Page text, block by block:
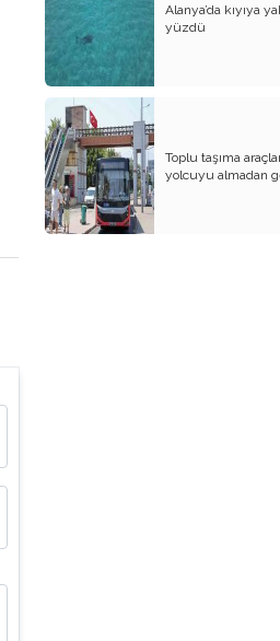
FİKRET OTYAM’IN
SANA NE!!
KADIN CİNAYETLERİNE
BAKIŞ
SUYUMUZ ISINIYOR
ARKANA MUKAYYET
Alanya’da kıyıya
yüzdü
Toplu taşıma
yolcuyu almadan